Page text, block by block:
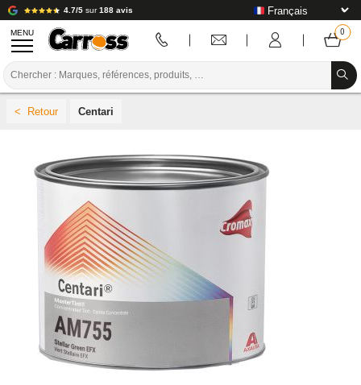
4.7/5 sur188 avis
MENU
PREPARATION / PEINTURE / FINITION
CONSOMMABLE CARROSSERIE
OUTILLAGE CARROSSERIE
ÉQUIPEMENT ATELIER CARROSSERIE
INSTALLATION LABO
TUTORIEL & CONSEILS
Centari